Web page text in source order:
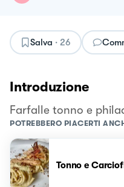
Salva · 26
Introduzione
Farfalle tonno e
POTREBBERO PIACERTI
Tonno e